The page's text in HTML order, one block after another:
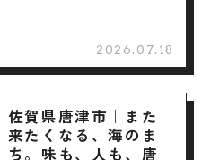
2026.07.18
佐賀県唐津市｜また
来たくなる、海のま
ち。味も、人も、唐